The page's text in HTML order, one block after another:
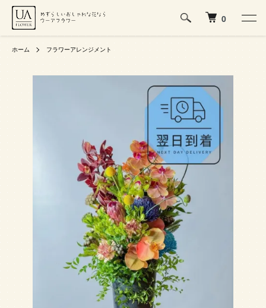
0
ホーム フラワーアレンジメント